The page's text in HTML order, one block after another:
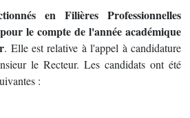
en Filières Professionnelles
le compte de l'année académique
. Elle est relative à l'appel à candidature
le Recteur. Les candidats ont été
: